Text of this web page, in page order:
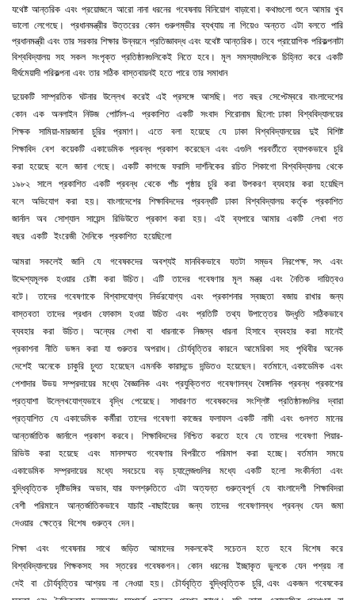
যথেষ্ট আন্তরিক এবং প্রয়োজনে আরো নানা ধরনের গবেষনায় বিনিয়োগ বাড়াবো। কথাগুলো শুনে আমার খুব
ভালো লেগেছে। প্রধানমন্ত্রীর উত্তরের কোন গুরুগম্ভীর ব্যখ্যায় না গিয়েও অন্তত এটা বলতে পারি
প্রধানমন্ত্রী এবং তার সরকার শিক্ষার উন্নয়নে প্রতিজ্ঞাবদ্ধ এবং যথেষ্ট আন্তরিক। তবে প্রায়োগিক পরিকল্পনাটা
বিশ্ববিদ্যালয় সহ সকল সংপৃক্ত প্রতিষ্ঠানগুলিকেই নিতে হবে। মূল সমস্যাগুলিকে চিহ্নিত করে একটি
দীর্ঘমেয়াদী পরিকল্পনা এবং তার সঠিক বাস্তবায়নই হতে পারে তার সমাধান
দুয়েকটি সাম্প্রতিক ঘটনার উল্লেখ করেই এই প্রসঙ্গে আসছি। গত বছর সেপ্টেম্বরে বাংলাদেশের
কোন
এক অনলাইন নিউজ পোর্টাল-এ প্রকাশিত একটি সংবাদ শিরোনাম ছিলো:ঢাকা
বিশ্ববিদ্যালয়ের
শিক্ষক
সামিয়া-মারজানা চুরির প্রমাণ। এতে বলা হয়েছে যে ঢাকা বিশ্ববিদ্যালয়ের দুই
বিশিষ্ট
শিক্ষাবিদ বেশ কয়েকটি একাডেমিক প্রবন্ধ প্রকাশ করেছেন এবং এগুলি পরবর্তীতে ব্যাপকভাবে চুরি
করা হয়েছে বলে জানা গেছে। একটি কাগজে ফরাসি দার্শনিকের রচিত শিকাগো বিশ্ববিদ্যালয় থেকে
১৯৮২
সালে প্রকাশিত একটি প্রবন্ধ থেকে পাঁচ পৃষ্ঠার চুরি করা উপকরণ ব্যবহার করা
হয়েছিল
বলে
অভিযোগ করা হয়। বাংলাদেশের শিক্ষাবিদদের প্রবন্ধটি ঢাকা বিশ্ববিদ্যালয় কর্তৃক
প্রকাশিত
জার্নাল
অব সোশ্যাল সায়েন্স রিভিউতে প্রকাশ করা হয়। এই ব্যপারে আমার একটি লেখা
গত
বছর একটি ইংরেজী দৈনিকে প্রকাশিত হয়েছিলো
আমরা সকলেই জানি যে গবেষকদের অবশ্যই মানবিকভাবে যতটা সম্ভব নিরপেক্ষ,সৎ
এবং
উদ্দেশ্যমূলক
হওয়ার চেষ্টা করা উচিত। এটি তাদের গবেষণার মূল মন্ত্র এবং নৈতিক
দায়িত্বও
বটে।
তাদের গবেষণাকে বিশ্বাসযোগ্য নির্ভরযোগ্য এবং প্রকাশনার স্বচ্ছতা বজায় রাখার
জন্য
বাস্তবতা
তাদের প্রধান ফোকাস হওয়া উচিত এবং প্রতিটি তথ্য উপাত্তের উদ্ধৃতি
সঠিকভাবে
ব্যবহার
করা উচিত। অন্যের লেখা বা ধারনাকে নিজস্ব ধারনা হিসাবে ব্যবহার করা
মানেই
প্রকাশনা
নীতি ভঙ্গন করা যা গুরুতর অপরাধ। চৌর্যবৃত্তির কারনে আমেরিকা সহ পৃথিবীর
অনেক
দেশেই অনেকে চাকুরি চুৎত হয়েছেন এমনকি কারাদন্ডে দন্ডিতও হয়েছেন। বর্তমানে, একাডেমিক এবং
পেশাদার উভয় সম্প্রদায়ের মধ্যে বৈজ্ঞানিক এবং প্রযুক্তিগত গবেষণালব্ধ বৈঙ্গানিক প্রবন্ধ প্রকাশের
প্রত্যাশা
উল্লেখযোগ্যভাবে বৃদ্ধি পেয়েছে। সাধারণত গবেষকদের সংশ্লিষ্ট প্রতিষ্ঠানগুলির
দ্বারা
প্রত্যাশিত
যে একাডেমিক কর্মীরা তাদের গবেষণা কাজের ফলাফল একটি নামী এবং গুনগত
মানের
আন্তর্জাতিক
জার্নালে প্রকাশ করবে। শিক্ষাবিদদের নিশ্চিত করতে হবে যে তাদের গবেষণা পিয়ার-
রিভিউ করা হয়েছে এবং মানসম্মত গবেষণার বিপরীতে পরিমাপ করা হচ্ছে। বর্তমান
সময়ে
একাডেমিক
সম্প্রদায়ের মধ্যে সবচেয়ে বড় চ্যালেন্জগুলির মধ্যে একটি হলো সংকীর্নতা
এবং
বুদ্ধিবৃত্তিক
দৃষ্টিভঙ্গির অভাব, যার ফলশ্রুতিতে এটা অত্যন্ত গুরুত্বপূর্ন যে বাংলাদেশী
শিক্ষাবিদরা
বেশী
পরিমানে আন্তর্জাতিকভাবে যাচাই-বাছাইয়ের জন্য তাদের গবেষণালব্ধ প্রবন্ধ যেন
জমা
দেওয়ার ক্ষেত্রে বিশেষ গুরুত্ব দেন।
শিক্ষা এবং গবেষনার সাথে জড়িত আমাদের সকলকেই সচেতন হতে হবে বিশেষ
করে
বিশ্ববিদ্যালয়ের
শিক্ষকসহ সব স্তরের গবেষকগন। কোন ধরনের ইচ্ছাকৃত ভুলকে যেন পশ্রয়
না
দেই
বা চৌর্যবৃত্তির আশ্রয় না নেওয়া হয়। চৌর্যবৃত্তি বুদ্ধিবৃত্তিক চুরি, এবং একজন
গবেষকের